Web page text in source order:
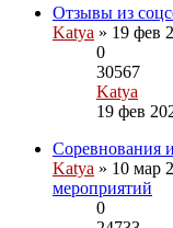
Отзывы из
Katya » 19 фев
0
30567
Katya
19 фев
Соревнования
Katya » 10 мар
мероприятий
0